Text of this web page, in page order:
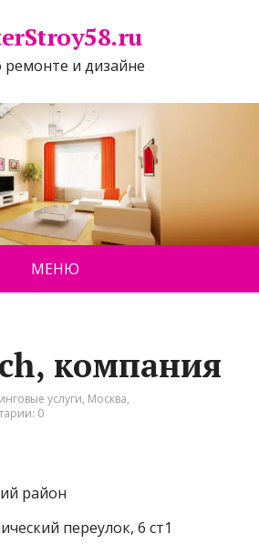
ремонте и дизайне
МЕНЮ
компания
услуги, Москва,
0
район
переулок, 6 ст1